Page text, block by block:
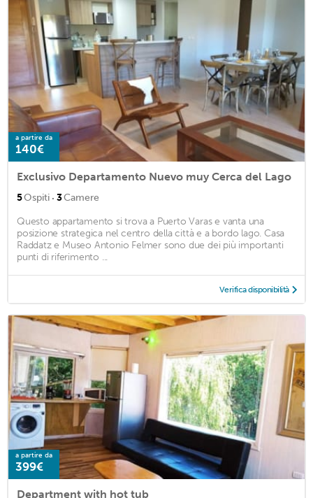
a partire da
140€
Exclusivo Departamento Nuevo muy Cerca del Lago
5Ospiti · 3Camere
Questo appartamento si trova a Puerto Varas e vanta una
posizione strategica nel centro della città e a bordo lago. Casa
Raddatz e Museo Antonio Felmer sono due dei più importanti
punti di riferimento ...
Verifica disponibilità
a partire da
399€
Department with hot tub